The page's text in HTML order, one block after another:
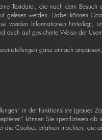
Textdatei, die nach dem
gelesen werden. Dabei können
werden Informationen hinterlegt,
auch auf gesicherte Weise der
ganz einfach
in der Funktionsliste (graues
können Sie spezifizieren
die Cookies erfahren möchten, die